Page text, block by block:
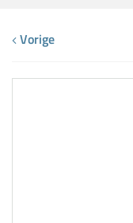
Vorige